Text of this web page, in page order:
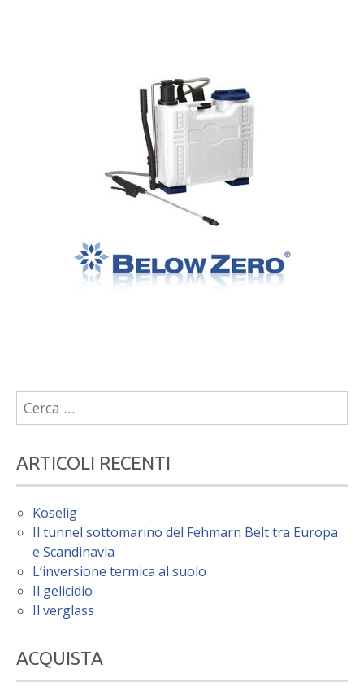
Ricerca
per:
ARTICOLI RECENTI
Koselig
Il tunnel sottomarino del Fehmarn Belt tra Europa
e Scandinavia
L’inversione termica al suolo
Il gelicidio
Il verglass
ACQUISTA